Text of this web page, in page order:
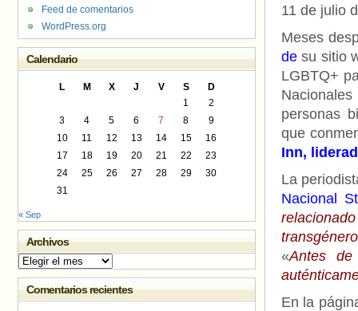
11 de julio
Meses
de su sitio
LGBTQ+
personas
que
Inn,
La
Nacional
«Antes
En la
Feed de comentarios
WordPress.org
Calendario
L M X J V S
D
1
2
3
4 5 6 7 8
9
10
11 12 13 14 15
16
17
18 19 20 21 22
23
24
25 26 27 28 29
30
31
« Sep
Archivos
Archivos
Comentarios recientes